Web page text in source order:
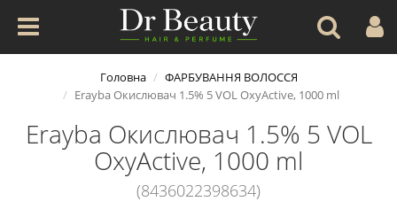
Головна
ФАРБУВАННЯ ВОЛОССЯ
Erayba Окислювач 1.5% 5 VOL OxyActive, 1000 ml
Erayba Окислювач 1.5% 5 VOL
OxyActive, 1000 ml
(8436022398634)